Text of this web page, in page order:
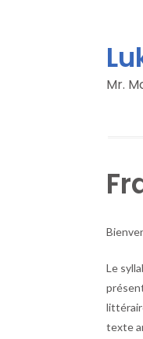
Mr.
Le
texte